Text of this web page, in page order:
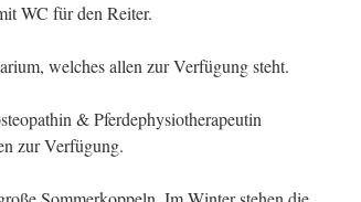
WC für den Reiter.
welches allen zur Verfügung steht.
& Pferdephysiotherapeutin
zur Verfügung.